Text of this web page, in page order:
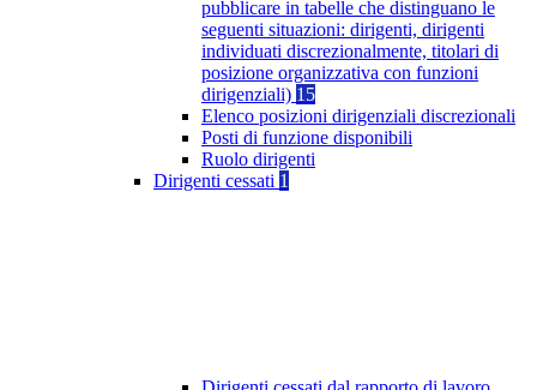
pubblicare in tabelle che distinguano le
seguenti situazioni: dirigenti, dirigenti
individuati discrezionalmente, titolari di
posizione organizzativa con funzioni
dirigenziali) 15
Elenco posizioni dirigenziali discrezionali
Posti di funzione disponibili
Ruolo dirigenti
Dirigenti cessati 1